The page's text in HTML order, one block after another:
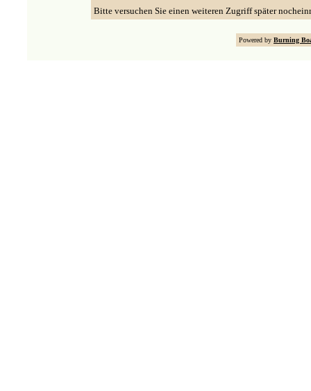
Bitte versuchen Sie einen weiteren Zugriff später
Powered by Burning